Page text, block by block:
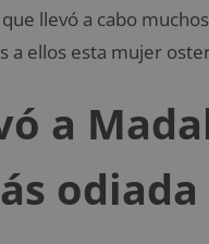
llevó a cabo
a ellos esta mujer
a
odiada